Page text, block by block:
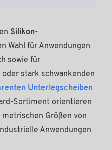
Silikon-
Wahl für Anwendungen
sowie für
stark schwankenden
Unterlegscheiben
Sortiment orientieren
metrischen Größen von
Anwendungen